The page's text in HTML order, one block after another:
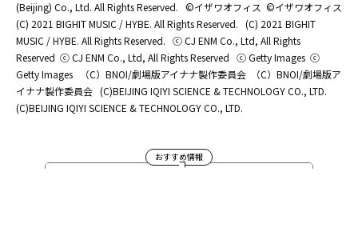
(Beijing) Co., Ltd. All Rights Reserved. ©イザワオフィス ©イザワオフィス
(C) 2021 BIGHIT MUSIC / HYBE. All Rights Reserved. (C) 2021 BIGHIT
MUSIC / HYBE. All Rights Reserved. ⓒ CJ ENM Co., Ltd, All Rights
Reserved ⓒ CJ ENM Co., Ltd, All Rights Reserved ⓒ Getty Images ⓒ
Getty Images
（C）BNOI/劇場版アイナナ製作委員会
（C）BNOI/劇場版ア
イナナ製作委員会 (C)BEIJING IQIYI SCIENCE & TECHNOLOGY CO., LTD.
(C)BEIJING IQIYI SCIENCE & TECHNOLOGY CO., LTD.
おすすめ情報